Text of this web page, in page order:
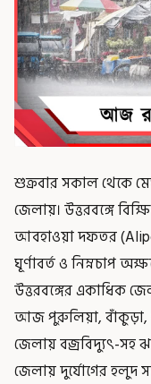
শুক্রবার সকাল থেকে
জেলায়। উত্তরবঙ্গে
আবহাওয়া দফতর
ঘূর্ণাবর্ত ও নিম্নচাপ
উত্তরবঙ্গের একাধিক
আজ পুরুলিয়া, বাঁকুড়া,
জেলায় বজ্রবিদ্যুৎ-সহ
জেলায় দুর্যোগের হলুদ